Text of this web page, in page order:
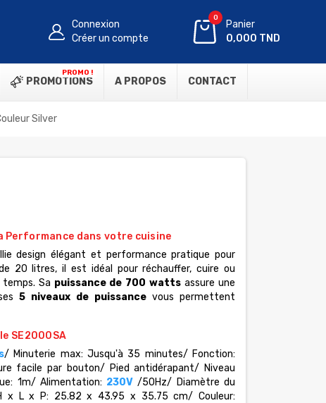
Connexion
Créer un compte
0
Panier
0,000 TND
PROMOTIONS
PROMO !
A PROPOS CONTACT
Silver
Performance dans votre cuisine
design élégant et performance pratique pour
20 litres, il est idéal pour réchauffer, cuire ou
Sa puissance de 700 watts assure une
5 niveaux de puissance vous permettent
SE2000SA
/ Minuterie max: Jusqu'à 35 minutes/ Fonction:
facile par bouton/ Pied antidérapant/ Niveau
1m/ Alimentation: 230V /50Hz/ Diamètre du
x L x P: 25.82 x 43.95 x 35.75 cm/ Couleur: